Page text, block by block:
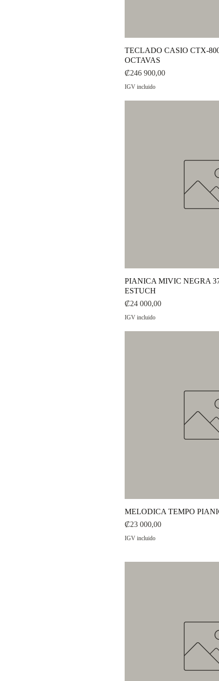
TECLADO CASIO CTX-
OCTAVAS
Precio
₡246 900,00
IGV incluido
PIANICA MIVIC NEGRA
ESTUCH
Precio
₡24 000,00
IGV incluido
MELODICA TEMPO
Precio
₡23 000,00
IGV incluido